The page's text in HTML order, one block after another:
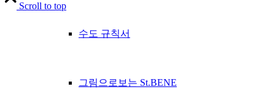
수도 규칙서
그림으로보는 St.BENE
Scroll to top